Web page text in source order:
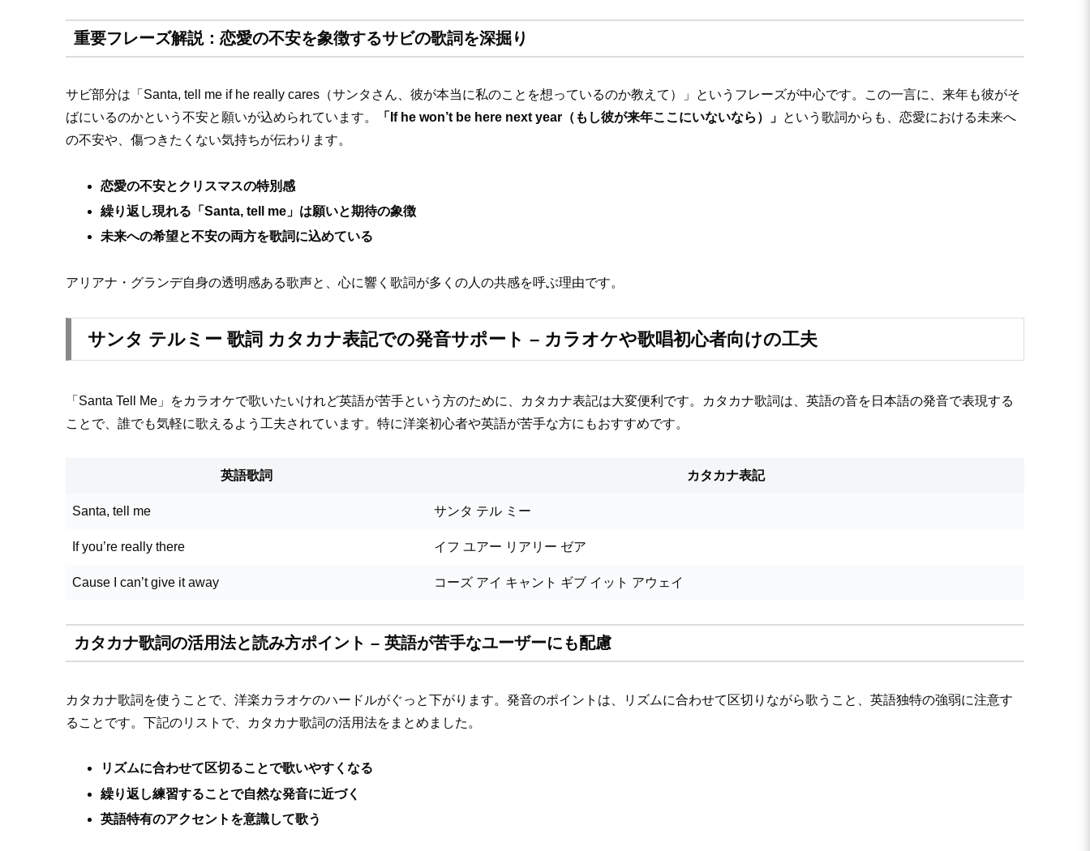
重要フレーズ解説：恋愛の不安を象徴するサビの歌詞を深掘り
サビ部分は「Santa, tell me if he really cares（サンタさん、彼が本当に私のことを想っているのか教えて）」というフレーズが中心です。この一言に、来年も彼がそ
ばにいるのかという不安と願いが込められています。
「If he won’t be here next year（もし彼が来年ここにいないなら）」 という歌詞からも、恋愛における未来へ
の不安や、傷つきたくない気持ちが伝わります。
恋愛の不安とクリスマスの特別感
繰り返し現れる「Santa, tell me」は願いと期待の象徴
未来への希望と不安の両方を歌詞に込めている
アリアナ・グランデ自身の透明感ある歌声と、心に響く歌詞が多くの人の共感を呼ぶ理由です。
サンタ テルミー 歌詞 カタカナ表記での発音サポート – カラオケや歌唱初心者向けの工夫
「Santa Tell Me」をカラオケで歌いたいけれど英語が苦手という方のために、カタカナ表記は大変便利です。カタカナ歌詞は、英語の音を日本語の発音で表現する
ことで、誰でも気軽に歌えるよう工夫されています。特に洋楽初心者や英語が苦手な方にもおすすめです。
英語歌詞 カタカナ表記
Santa, tell me サンタ テル ミー
If you’re really there イフ ユアー リアリー ゼア
Cause I can’t give it away コーズ アイ キャント ギブ イット アウェイ
カタカナ歌詞の活用法と読み方ポイント – 英語が苦手なユーザーにも配慮
カタカナ歌詞を使うことで、洋楽カラオケのハードルがぐっと下がります。発音のポイントは、リズムに合わせて区切りながら歌うこと、英語独特の強弱に注意す
ることです。下記のリストで、カタカナ歌詞の活用法をまとめました。
リズムに合わせて区切ることで歌いやすくなる
繰り返し練習することで自然な発音に近づく
英語特有のアクセントを意識して歌う